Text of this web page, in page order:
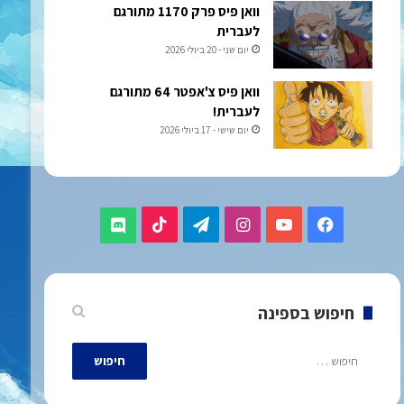
וואן פיס פרק 1170 מתורגם
לעברית
יום שני - 20 ביולי 2026
וואן פיס צ'אפטר 64 מתורגם
לעברית!
יום שישי - 17 ביולי 2026
Facebook
YouTube
Instagram
Telegram
TikTok
Discord
חיפוש בספינה
חיפוש: